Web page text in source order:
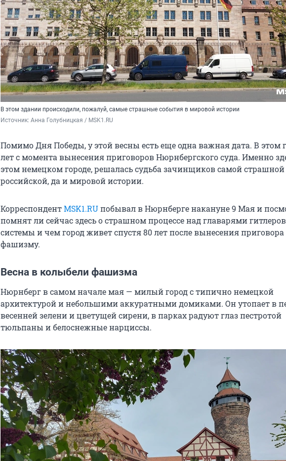
В этом здании происходили, пожалуй, самые страшные события в мировой истории
Источник: Анна Голубницкая / MSK1.RU
Помимо Дня Победы, у этой весны есть еще одна важная дата. В этом
лет с момента вынесения приговоров Нюрнбергского суда. Именно
этом немецком городе, решалась судьба зачинщиков самой
российской, да и мировой истории.
КорреспондентMSK1.RUпобывал в Нюрнберге накануне 9 Мая и
помнят ли сейчас здесь о страшном процессе над главарями
системы и чем город живет спустя 80 лет после вынесения приговора
фашизму.
Весна в колыбели фашизма
Нюрнберг в самом начале мая — милый город с типично немецкой
архитектурой и небольшими аккуратными домиками. Он утопает в
весенней зелени и цветущей сирени, в парках радуют глаз пестротой
тюльпаны и белоснежные нарциссы.